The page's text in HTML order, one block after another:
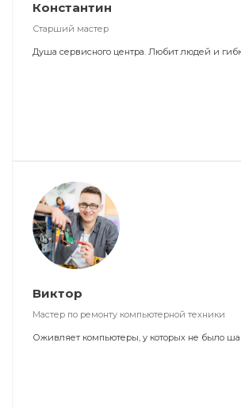
Константин
Старший мастер
Душа сервисного центра. Любит людей и
Виктор
Мастер по ремонту компьютерной техники
Оживляет компьютеры, у которых не было